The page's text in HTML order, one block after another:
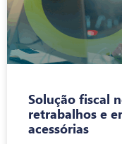
Solução fiscal
retrabalhos e
acessórias